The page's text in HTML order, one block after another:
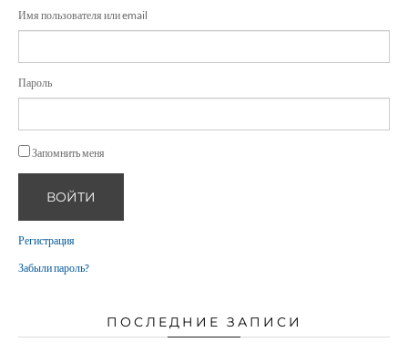
Имя пользователя или email
Пароль
Запомнить меня
ВОЙТИ
Регистрация
Забыли пароль?
ПОСЛЕДНИЕ ЗАПИСИ